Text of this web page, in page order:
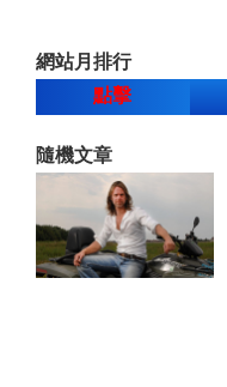
網站月排行
點擊
隨機文章